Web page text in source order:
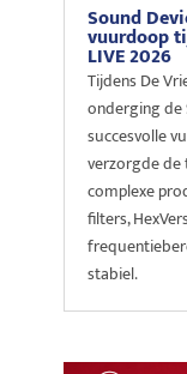
Sound
vuurdoop
LIVE 2026
Tijdens De
onderging de
succesvolle
verzorgde de
complexe
filters,
stabiel.